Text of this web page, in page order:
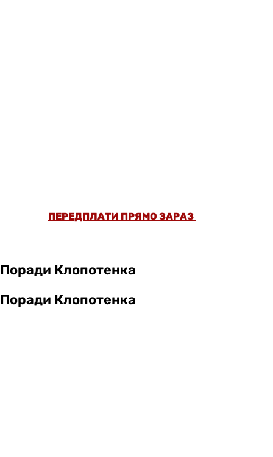
ПЕРЕДПЛАТИ ПРЯМО ЗАРАЗ
Поради Клопотенка
Поради Клопотенка